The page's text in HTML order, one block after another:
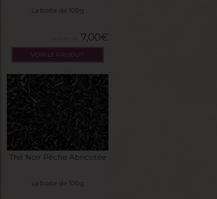
La boite de 100g
7,00€
VOIR LE PRODUIT
Thé Noir Pêche Abricotée
La boite de 100g